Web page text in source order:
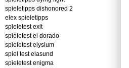
spieletipps dishonored 2
elex spieletipps
spieletest exit
spieletest el dorado
spieletest elysium
spiel test elasund
spieletest enigma